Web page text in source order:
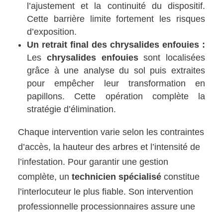
l’ajustement et la continuité du dispositif.
Cette barrière limite fortement les risques
d’exposition.
Un retrait final des chrysalides enfouies :
Les chrysalides enfouiessont localisées
grâce à une analyse du sol puis extraites
pour empêcher leur transformation en
papillons. Cette opération complète la
stratégie d’élimination.
Chaque intervention varie selon les contraintes
d’accès, la hauteur des arbres et l’intensité de
l’infestation. Pour garantir une gestion
complète, untechnicien spécialisé constitue
l’interlocuteur le plus fiable. Son intervention
professionnelle processionnaires assure une